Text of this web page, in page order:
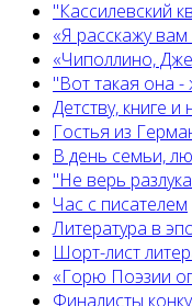
"Кассилевский
«Я расскажу
«Чиполлино,
"Вот такая она -
Детству, книге
Гостья из
В день семьи,
"Не верь
Час с писателем
Литература в
Шорт-лист
«Горю Поэзии
Финалисты